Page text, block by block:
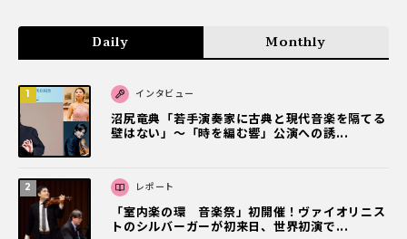
Daily Monthly
インタビュー
沼尻竜典「若手演奏家に古典と現代音楽を隔てる
壁はない」～「時を編む響」公演への誘...
レポート
「室内楽の環 音楽祭」初開催！ヴァイオリニス
トのシルバーガーが初来日、世界初演で...